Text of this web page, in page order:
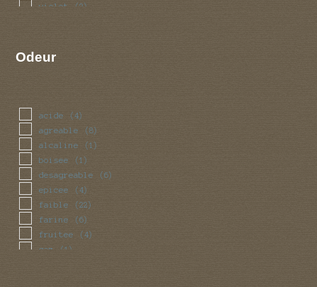
violet (2)
Odeur
acide (4)
agreable (8)
alcaline (1)
boisee (1)
desagreable (6)
epicee (4)
faible (22)
farine (6)
fruitee (4)
gaz (1)